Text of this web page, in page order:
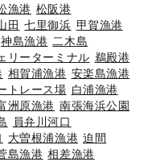
漁港 松阪港
田 七里御浜 甲賀漁港
神島漁港 二木島
リーターミナル 鵜殿港
相賀浦漁港 安楽島漁港
トレース場 白浦漁港
洲原漁港 南張海浜公園
員弁川河口
大曽根浦漁港 迫間
島漁港 相差漁港